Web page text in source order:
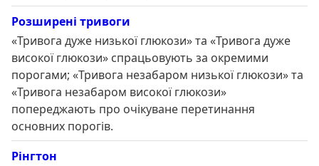
Розширені тривоги
«Тривога дуже низької глюкози» та «Тривога дуже
високої глюкози» спрацьовують за окремими
порогами; «Тривога незабаром низької глюкози» та
«Тривога незабаром високої глюкози»
попереджають про очікуване перетинання
основних порогів.
Рінгтон